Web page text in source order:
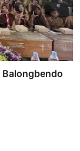
Balongbendo